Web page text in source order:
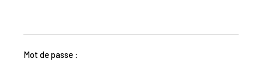
Mot de passe :